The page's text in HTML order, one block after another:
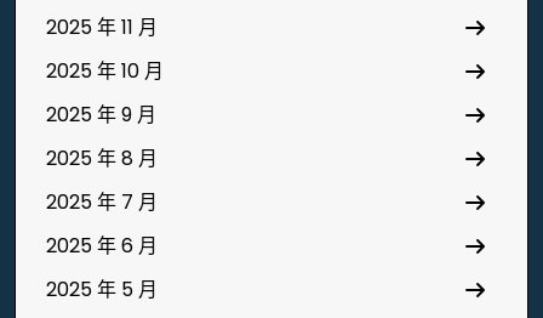
2025 年 11 月
2025 年 10 月
2025 年 9 月
2025 年 8 月
2025 年 7 月
2025 年 6 月
2025 年 5 月